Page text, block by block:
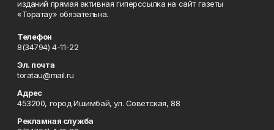
изданий прямая активная гиперссылка на сайт газеты
«Торатау» обязательна.
Телефон
8(34794) 4-11-22
Эл. почта
toratau@mail.ru
Адрес
453200, город Ишимбай, ул. Советская, 88
Рекламная служба